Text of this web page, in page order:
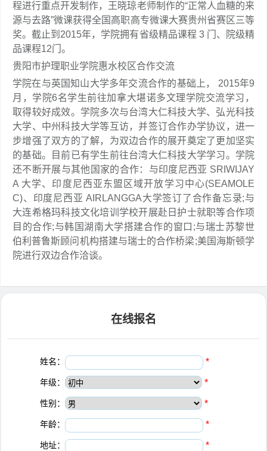
程进行重点开发制作，王晓琼老师制作的“正常人血糖的来
源与去路”微课获得全国高职高专微课大赛贵州省赛区三等
奖。截止到2015年，学院拥有省级精品课程 3 门、院级精
品课程12门。
贵阳市护理职业学院惠水校区合作交流
学院在与英国知山大学多年交流合作的基础上， 2015年9
月，学院6名学生前往加拿大堪诺多文理学院交流学习，
取得较好成效。学院多次与台湾大仁科技大学、弘光科技
大学、中州科技大学等互访，并签订合作办学协议，进一
步增强了双方的了解，为双边合作的展开奠定了更加坚实
的基础。目前已有学生前往台湾大仁科技大学学习。学院
还不断开展与其他国家的合作：与印度尼西亚 SRIWIJAY
A 大学、印度尼西亚东盟区域开放学习中心(SEAMOLE
C)、印度尼西亚 AIRLANGGA大学签订了合作备忘录;与
大连希格玛科技文化培训学校开展赴日护士就职等合作项
目的合作;与韩国湖南大学搭建合作的窗口;与瑞士苏黎世
伯利普鲁斯顾问机构搭建与瑞士的合作桥梁;美国海斯顿学
院进行双边合作洽谈。
在线报名
姓名： *
年级： *
性别： *
年龄： *
地址： *